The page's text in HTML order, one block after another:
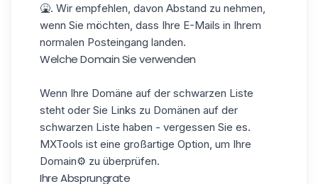
🤮. Wir empfehlen, davon Abstand zu nehmen,
wenn Sie möchten, dass Ihre E-Mails in Ihrem
normalen Posteingang landen.
Welche Domain Sie verwenden
Wenn Ihre Domäne auf der schwarzen Liste
steht oder Sie Links zu Domänen auf der
schwarzen Liste haben - vergessen Sie es.
MXTools ist eine großartige Option, um Ihre
Domain⚙️ zu überprüfen.
Ihre Absprungrate